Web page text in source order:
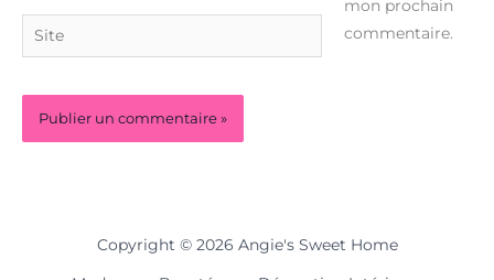
Site
mon prochain
commentaire.
Copyright © 2026 Angie's Sweet Home